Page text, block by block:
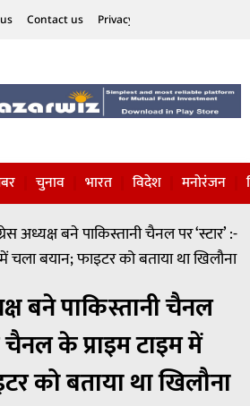
Contact us Privacy Policy
चुनाव भारत विदेश मनोरंजन
अध्यक्ष बने पाकिस्तानी चैनल पर ‘स्टार’ :-
बयान; फाइटर को बताया था खिलौना
बने पाकिस्तानी चैनल
चैनल के प्राइम टाइम में
को बताया था खिलौना